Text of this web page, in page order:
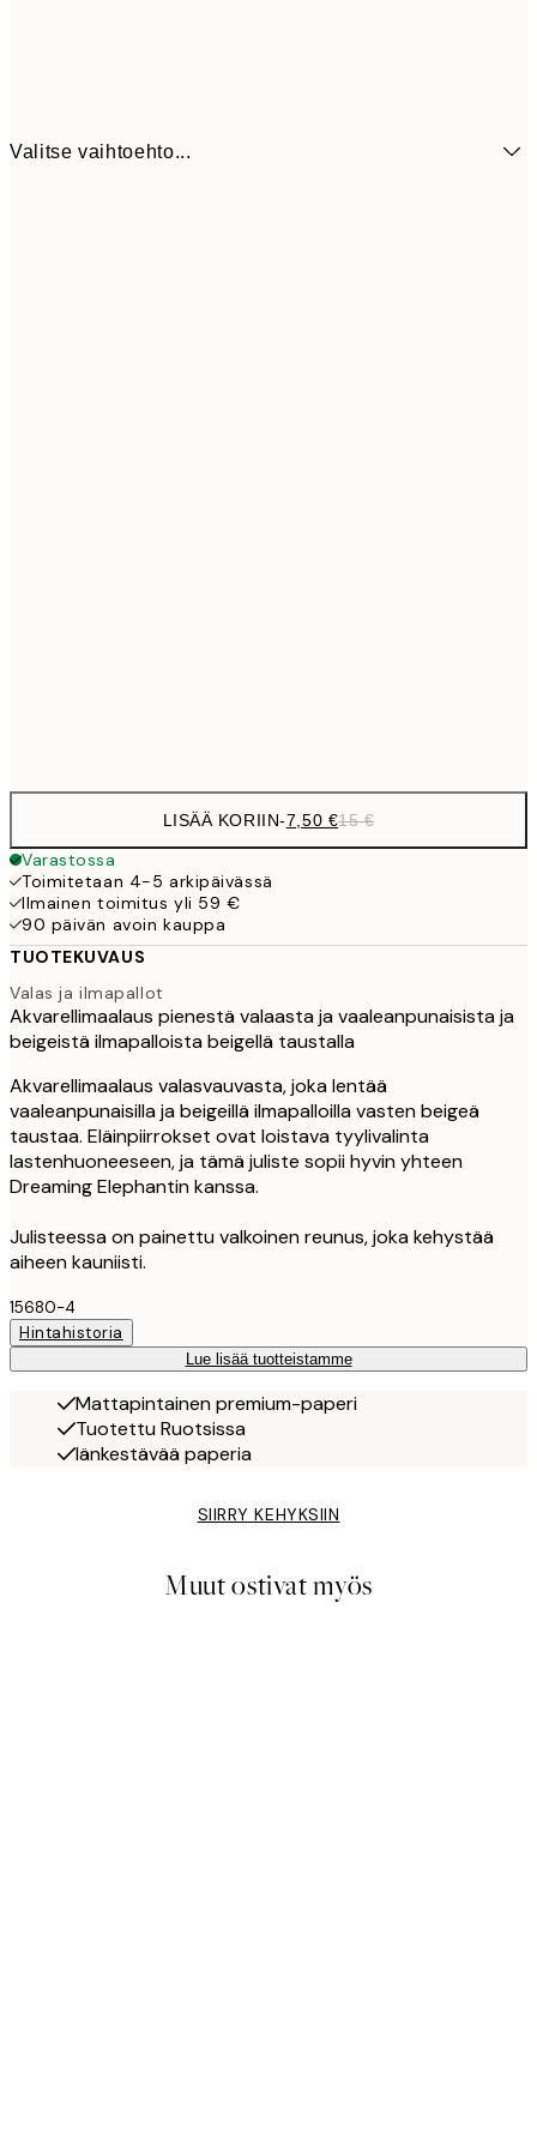
Valitse vaihtoehto...
LISÄÄ KORIIN-7,50 €15 €
Varastossa
Toimitetaan 4-5 arkipäivässä
Ilmainen toimitus yli 59 €
90 päivän avoin kauppa
TUOTEKUVAUS
Valas ja ilmapallot
Akvarellimaalaus pienestä valaasta ja vaaleanpunaisista ja
beigeistä ilmapalloista beigellä taustalla
Akvarellimaalaus valasvauvasta, joka lentää
vaaleanpunaisilla ja beigeillä ilmapalloilla vasten beigeä
taustaa. Eläinpiirrokset ovat loistava tyylivalinta
lastenhuoneeseen, ja tämä juliste sopii hyvin yhteen
Dreaming Elephantin kanssa.
Julisteessa on painettu valkoinen reunus, joka kehystää
aiheen kauniisti.
15680-4
Hintahistoria
Lue lisää tuotteistamme
Mattapintainen premium-paperi
Tuotettu Ruotsissa
Iänkestävää paperia
SIIRRY KEHYKSIIN
Muut ostivat myös